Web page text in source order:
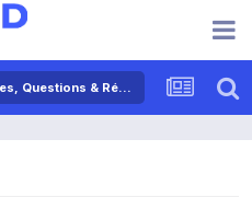
Samsung Galaxy Naos / Teos - Aides, Questions & Réponses